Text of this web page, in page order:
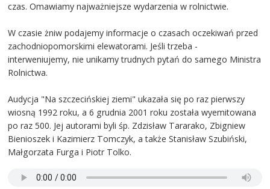
czas. Omawiamy najważniejsze wydarzenia w rolnictwie.
W czasie żniw podajemy informacje o czasach oczekiwań przed
zachodniopomorskimi elewatorami. Jeśli trzeba -
interweniujemy, nie unikamy trudnych pytań do samego Ministra
Rolnictwa.
Audycja "Na szczecińskiej ziemi" ukazała się po raz pierwszy
wiosną 1992 roku, a 6 grudnia 2001 roku została wyemitowana
po raz 500. Jej autorami byli śp. Zdzisław Tararako, Zbigniew
Bienioszek i Kazimierz Tomczyk, a także Stanisław Szubiński,
Małgorzata Furga i Piotr Tolko.